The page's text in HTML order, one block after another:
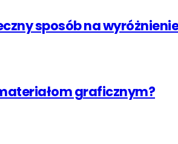
sposób na
graficznym?